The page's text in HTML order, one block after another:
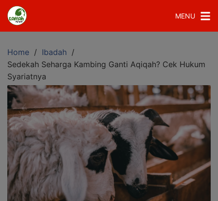
MENU
Home
Ibadah
Sedekah Seharga Kambing Ganti Aqiqah? Cek Hukum
Syariatnya